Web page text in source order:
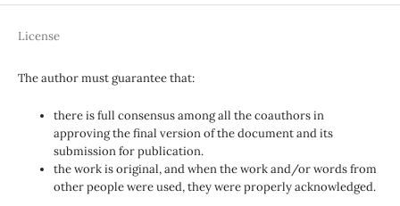
License
The author must guarantee that:
there is full consensus among all the coauthors in
approving the final version of the document and its
submission for publication.
the work is original, and when the work and/or words from
other people were used, they were properly acknowledged.